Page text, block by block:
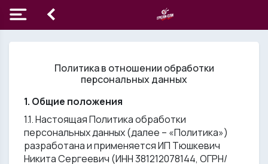
Политика в отношении обработки
персональных данных
1. Общие положения
1.1. Настоящая Политика обработки
персональных данных (далее – «Политика»)
разработана и применяется ИП Тюшкевич
Никита Сергеевич (ИНН 381212078144, ОГРН/